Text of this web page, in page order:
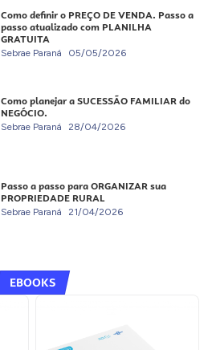
Como definir o PREÇO DE VENDA. Passo a
passo atualizado com PLANILHA
GRATUITA
Sebrae Paraná 05/05/2026
Como planejar a SUCESSÃO FAMILIAR do
NEGÓCIO.
Sebrae Paraná 28/04/2026
Passo a passo para ORGANIZAR sua
PROPRIEDADE RURAL
Sebrae Paraná 21/04/2026
EBOOKS